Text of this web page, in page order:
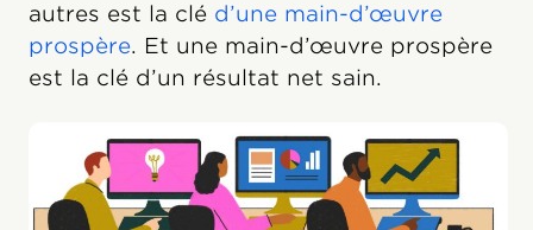
autres est la clé d’une main-d’œuvre
prospère. Et une main-d’œuvre prospère
est la clé d’un résultat net sain.